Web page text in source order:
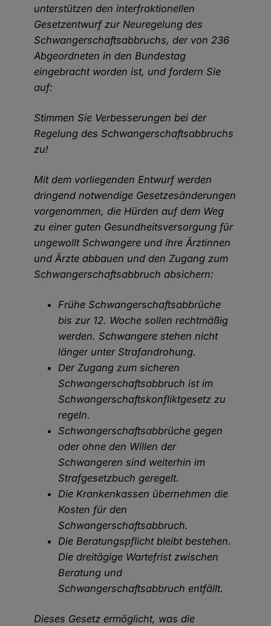
unterstützen den interfraktionellen
Gesetzentwurf zur Neuregelung des
Schwangerschaftsabbruchs, der von 236
Abgeordneten in den Bundestag
eingebracht worden ist, und fordern Sie
auf:
Stimmen Sie Verbesserungen bei der
Regelung des Schwangerschaftsabbruchs
zu!
Mit dem vorliegenden Entwurf werden
dringend notwendige Gesetzesänderungen
vorgenommen, die Hürden auf dem Weg
zu einer guten Gesundheitsversorgung für
ungewollt Schwangere und ihre Ärztinnen
und Ärzte abbauen und den Zugang zum
Schwangerschaftsabbruch absichern:
Frühe Schwangerschaftsabbrüche
bis zur 12. Woche sollen rechtmäßig
werden. Schwangere stehen nicht
länger unter Strafandrohung.
Der Zugang zum sicheren
Schwangerschaftsabbruch ist im
Schwangerschaftskonfliktgesetz zu
regeln.
Schwangerschaftsabbrüche gegen
oder ohne den Willen der
Schwangeren sind weiterhin im
Strafgesetzbuch geregelt.
Die Krankenkassen übernehmen die
Kosten für den
Schwangerschaftsabbruch.
Die Beratungspflicht bleibt bestehen.
Die dreitägige Wartefrist zwischen
Beratung und
Schwangerschaftsabbruch entfällt.
Dieses Gesetz ermöglicht, was die